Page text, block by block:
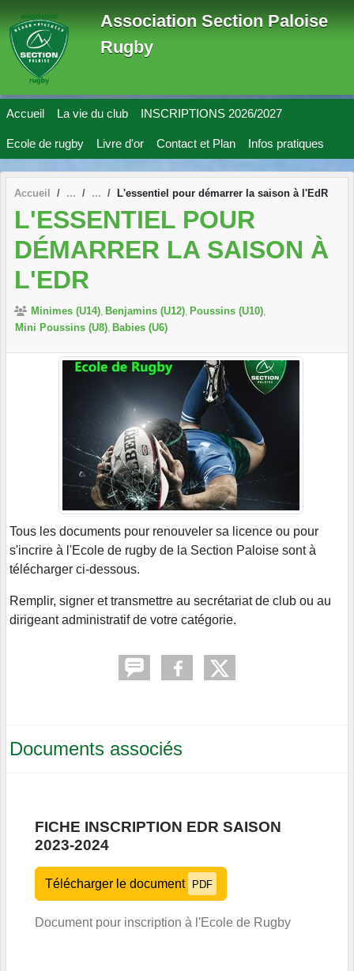
Association Section Paloise
Rugby
Accueil La vie du club INSCRIPTIONS 2026/2027
Ecole de rugby Livre d'or Contact et Plan Infos pratiques
Accueil L'essentiel pour démarrer la saison à l'EdR
L'ESSENTIEL POUR
DÉMARRER LA SAISON À
L'EDR
Minimes (U14) Benjamins (U12) Poussins (U10)
Mini Poussins (U8) Babies (U6)
Tous les documents pour renouveler sa licence ou pour
s'incrire à l'Ecole de rugby de la Section Paloise sont à
télécharger ci-dessous.
Remplir, signer et transmettre au secrétariat de club ou au
dirigeant administratif de votre catégorie.
Documents associés
FICHE INSCRIPTION EDR SAISON
2023-2024
Télécharger le document PDF
Document pour inscription à l'Ecole de Rugby